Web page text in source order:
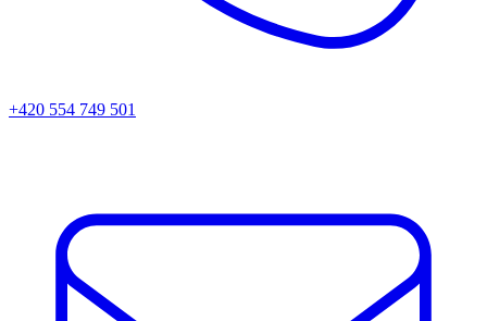
+420 554 749 501